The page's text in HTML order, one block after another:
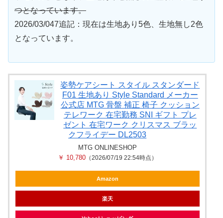
つとなっています。
2026/03/047追記：現在は生地あり5色、生地無し2色
となっています。
姿勢ケアシート スタイル スタンダード
F01 生地あり Style Standard メーカー
公式店 MTG 骨盤 補正 椅子 クッション
テレワーク 在宅勤務 SNI ギフト プレ
ゼント 在宅ワーク クリスマス ブラッ
クフライデー DL2503
MTG ONLINESHOP
￥ 10,780（2026/07/19 22:54時点）
Amazon
楽天